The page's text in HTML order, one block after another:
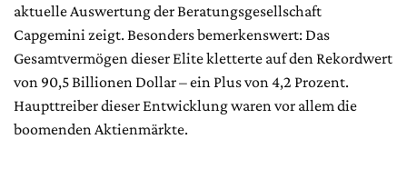
aktuelle Auswertung der Beratungsgesellschaft
Capgemini zeigt. Besonders bemerkenswert: Das
Gesamtvermögen dieser Elite kletterte auf den Rekordwert
von 90,5 Billionen Dollar – ein Plus von 4,2 Prozent.
Haupttreiber dieser Entwicklung waren vor allem die
boomenden Aktienmärkte.